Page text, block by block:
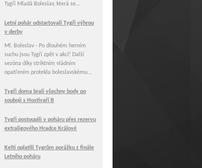
Tygři Mladá Boleslav, která se...
Letní pohár odstartovali Tygři výhrou
v derby
Ml. Boleslav - Po dlouhém herním
suchu jsou Tygři zpět v akci! Další
sezóna díky striktním vládním
opatřením protekla boleslavskému...
Tygři doma brali všechny body po
souboji s Hostivaří B
Tygři postoupili v poháru přes rezervu
extraligového Hradce Králové
Kelti oplatili Tygrům porážku z finále
Letního poháru